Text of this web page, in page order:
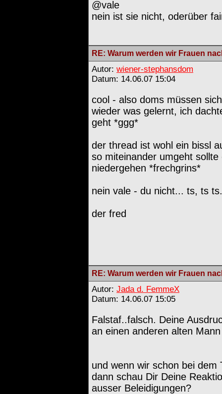
@vale
nein ist sie nicht, oderüber
RE: Warum werden wir Frauen
Autor: wiener-stephansdom
Datum: 14.06.07 15:04
cool - also doms müssen
wieder was gelernt, ich
geht *ggg*
der thread ist wohl ein bissl
so miteinander umgeht
niedergehen *frechgrins*
nein vale - du nicht... ts, ts
der fred
RE: Warum werden wir Frauen
Autor: Jada d. FemmeX
Datum: 14.06.07 15:05
Falstaf..falsch. Deine
an einen anderen alten
und wenn wir schon bei
dann schau Dir Deine
ausser Beleidigungen?